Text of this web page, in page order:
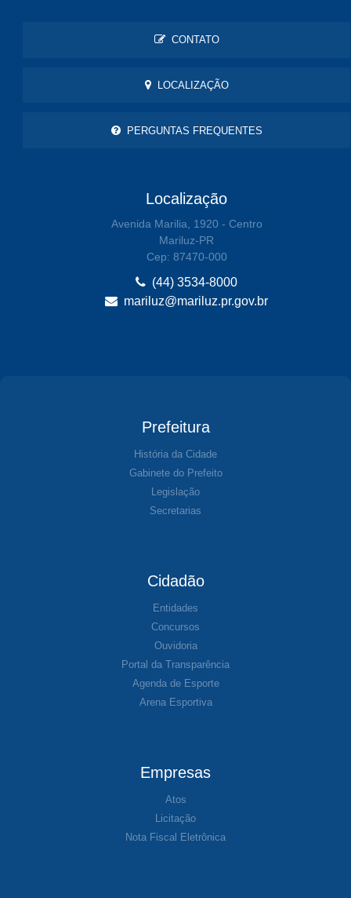
CONTATO
LOCALIZAÇÃO
PERGUNTAS FREQUENTES
Localização
Avenida Marilia, 1920 - Centro
Mariluz-PR
Cep: 87470-000
(44) 3534-8000
mariluz@mariluz.pr.gov.br
Prefeitura
História da Cidade
Gabinete do Prefeito
Legislação
Secretarias
Cidadão
Entidades
Concursos
Ouvidoria
Portal da Transparência
Agenda de Esporte
Arena Esportiva
Empresas
Atos
Licitação
Nota Fiscal Eletrônica